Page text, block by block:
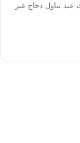
تناول دجاج غير